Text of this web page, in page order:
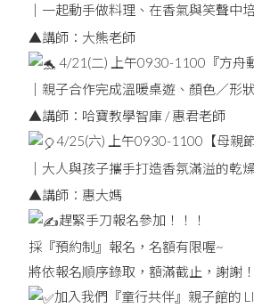
｜一起動手做料理、在香氣與笑聲中
▲講師：大熊老師
4/21(二) 上午0930-1100『方舟
｜親子合作完成溫暖桌遊、顏色／形
▲講師：哈寶教學智庫 / 惠君老師
4/25(六) 上午0930-1100【母親
｜大人與孩子攜手打造香氛滿溢的乾
▲講師：惠大媽
趕緊手刀報名參加！！！
採『預約制』報名，名額有限喔~
將依報名順序錄取，額滿截止，謝謝！
加入我們『童行共伴』親子館的